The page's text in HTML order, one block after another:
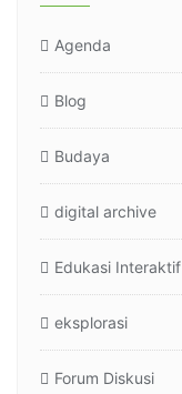
Agenda
Blog
Budaya
digital archive
Edukasi Interaktif
eksplorasi
Forum Diskusi